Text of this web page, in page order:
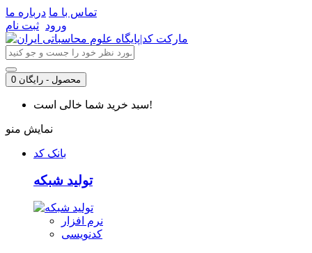
تماس با ما درباره ما
ورود ثبت نام
0 محصول - رایگان
سبد خرید شما خالی است!
نمایش منو
بانک کد
تولید شبکه
نرم افزار
کدنویسی